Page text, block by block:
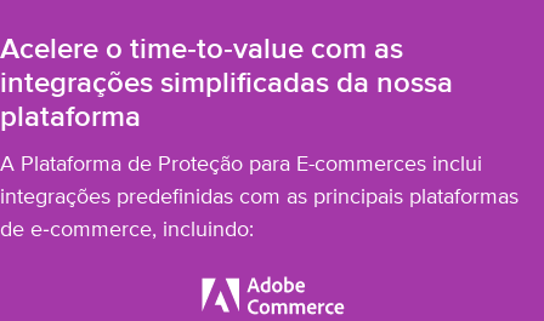
Acelere o time‑to‑value com as
integrações simplificadas da nossa
plataforma
A Plataforma de Proteção para E-commerces inclui
integrações predefinidas com as principais plataformas
de e‑commerce, incluindo: